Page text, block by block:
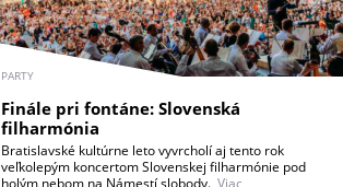
PARTY
Finále pri fontáne: Slovenská
filharmónia
Bratislavské kultúrne leto vyvrcholí aj tento rok
veľkolepým koncertom Slovenskej filharmónie pod
holým nebom na Námestí slobody. Viac